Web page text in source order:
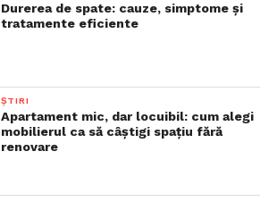
Durerea de spate: cauze, simptome și
tratamente eficiente
ȘTIRI
Apartament mic, dar locuibil: cum alegi
mobilierul ca să câștigi spațiu fără
renovare